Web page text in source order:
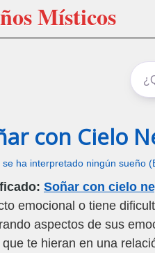
Místicos
con Cielo
se ha interpretado ningún sueño
Soñar con cielo
emocional o tiene
aspectos de sus
te hieran en una